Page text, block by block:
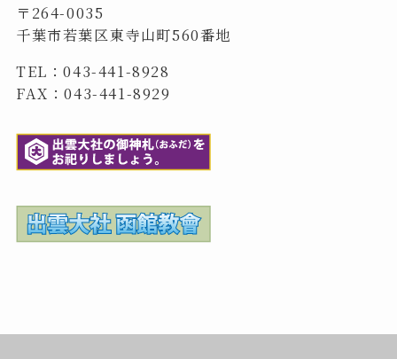
〒264-0035
千葉市若葉区東寺山町560番地
TEL：043-441-8928
FAX：043-441-8929